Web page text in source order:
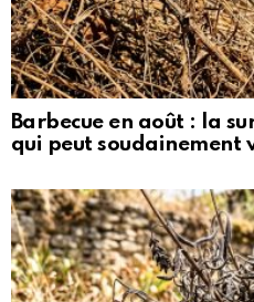
Barbecue en août : la
qui peut soudainement